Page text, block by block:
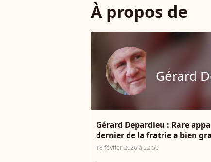
À propos de
Gérard
Gérard Depardieu : Rare
dernier de la fratrie a bien
18 février 2026 à 22:50